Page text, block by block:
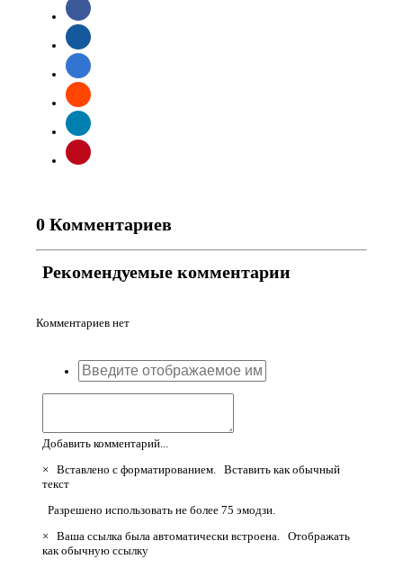
0 Комментариев
Рекомендуемые комментарии
Комментариев нет
Добавить комментарий...
× Вставлено с форматированием. Вставить как обычный
текст
Разрешено использовать не более 75 эмодзи.
× Ваша ссылка была автоматически встроена. Отображать
как обычную ссылку